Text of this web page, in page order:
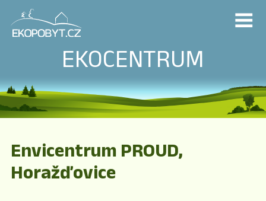
EKOCENTRUM
Envicentrum PROUD,
Horažďovice